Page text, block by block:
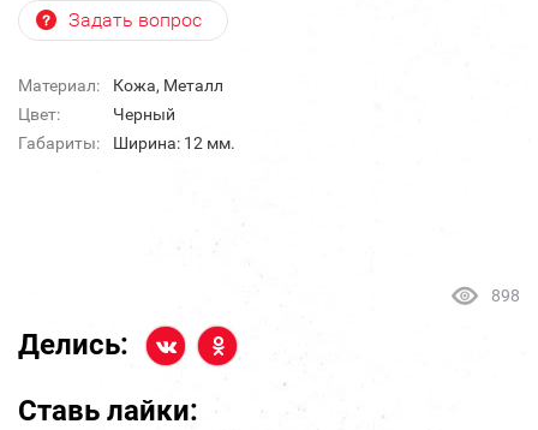
Задать вопрос
Материал:
Кожа, Металл
Цвет:
Черный
Габариты:
Ширина: 12 мм.
898
Делись:
Ставь лайки: